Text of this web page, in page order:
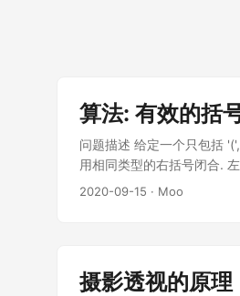
算法: 有效的括
问题描述 给定一个只包括
用相同类型的右括号闭合.
址:https://leetcode-
遇到左括号入栈, 遇到右括
2020-09-15 · Moo
摄影透视的原理